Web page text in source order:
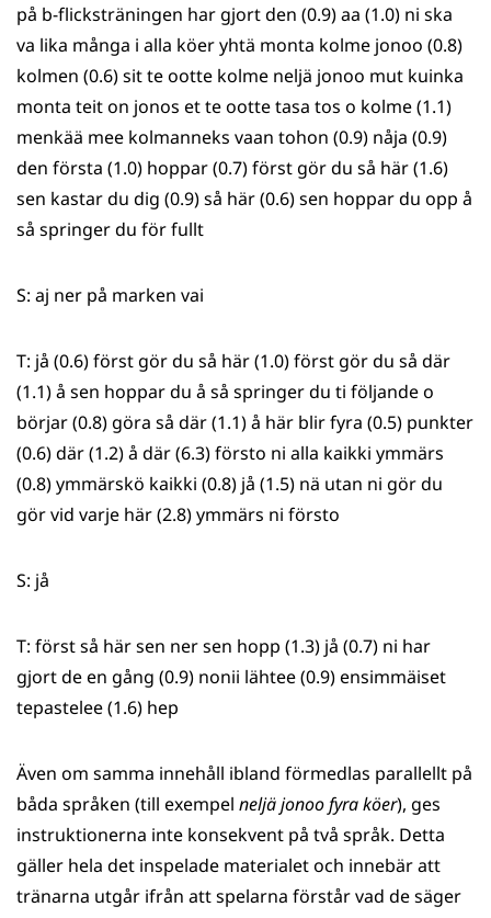
på b-flicksträningen har gjort den (0.9) aa (1.0) ni ska
va lika många i alla köer yhtä monta kolme jonoo (0.8)
kolmen (0.6) sit te ootte kolme neljä jonoo mut kuinka
monta teit on jonos et te ootte tasa tos o kolme (1.1)
menkää mee kolmanneks vaan tohon (0.9) nåja (0.9)
den första (1.0) hoppar (0.7) först gör du så här (1.6)
sen kastar du dig (0.9) så här (0.6) sen hoppar du opp å
så springer du för fullt
S: aj ner på marken vai
T: jå (0.6) först gör du så här (1.0) först gör du så där
(1.1) å sen hoppar du å så springer du ti följande o
börjar (0.8) göra så där (1.1) å här blir fyra (0.5) punkter
(0.6) där (1.2) å där (6.3) försto ni alla kaikki ymmärs
(0.8) ymmärskö kaikki (0.8) jå (1.5) nä utan ni gör du
gör vid varje här (2.8) ymmärs ni försto
S: jå
T: först så här sen ner sen hopp (1.3) jå (0.7) ni har
gjort de en gång (0.9) nonii lähtee (0.9) ensimmäiset
tepastelee (1.6) hep
Även om samma innehåll ibland förmedlas parallellt på
båda språken (till exempel neljä jonoo fyra köer), ges
instruktionerna inte konsekvent på två språk. Detta
gäller hela det inspelade materialet och innebär att
tränarna utgår ifrån att spelarna förstår vad de säger